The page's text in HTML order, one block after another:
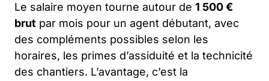
Le salaire moyen tourne autour de 1 500 €
brut par mois pour un agent débutant, avec
des compléments possibles selon les
horaires, les primes d’assiduité et la technicité
des chantiers. L’avantage, c’est la